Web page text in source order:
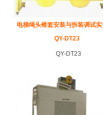
电梯绳头锥套安装与拆装调试
QY-DT23
QY-DT23